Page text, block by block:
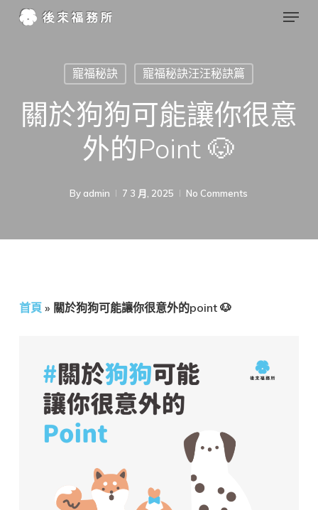
Skip
Menu
寵福秘訣 寵福秘訣汪汪秘訣篇
關於狗狗可能讓你很意
外的point 🐶
By admin 7 3 月, 2025 No Comments
首頁» 關於狗狗可能讓你很意外的point 🐶